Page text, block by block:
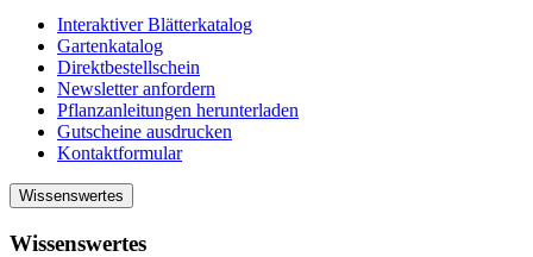
Interaktiver Blätterkatalog
Gartenkatalog
Direktbestellschein
Newsletter anfordern
Pflanzanleitungen herunterladen
Gutscheine ausdrucken
Kontaktformular
Wissenswertes
Wissenswertes